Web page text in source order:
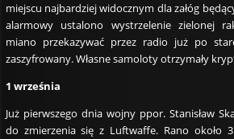
miejscu najbardziej widocznym dla załóg
alarmowy ustalono wystrzelenie zielonej
miano przekazywać przez radio już po
zaszyfrowany. Własne samoloty otrzymały
1 września
Już pierwszego dnia wojny ppor. Stanisław
do zmierzenia się z Luftwaffe. Rano około